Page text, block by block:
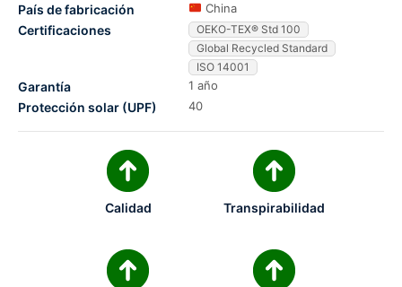
País de fabricación China
Certificaciones
OEKO-TEX® Std 100
Global Recycled Standard
ISO 14001
Garantía 1 año
Protección solar (UPF) 40
Calidad Transpirabilidad